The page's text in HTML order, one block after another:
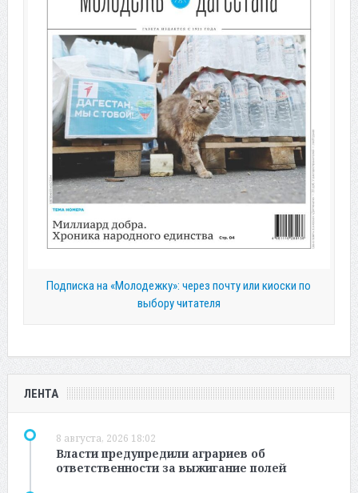
Подписка на «Молодежку»: через почту или киоски по
выбору читателя
ЛЕНТА
8 августа, 2026 18:02
Власти предупредили аграриев об
ответственности за выжигание полей